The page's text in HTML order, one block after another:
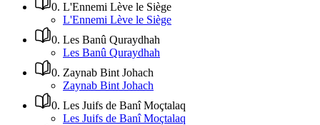
0. L'Ennemi Lève le Siège
L'Ennemi Lève le Siège
0. Les Banû Quraydhah
Les Banû Quraydhah
0. Zaynab Bint Johach
Zaynab Bint Johach
0. Les Juifs de Banî Moçtalaq
Les Juifs de Banî Moçtalaq